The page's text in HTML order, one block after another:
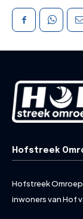
Hofstreek
Hofstreek
inwoners van Hof